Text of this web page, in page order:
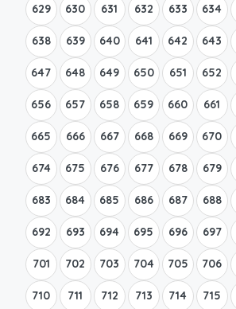
629 630 631 632 633 634
638 639 640 641 642 643
647 648 649 650 651 652
656 657 658 659 660 661
665 666 667 668 669 670
674 675 676 677 678 679
683 684 685 686 687 688
692 693 694 695 696 697
701 702 703 704 705 706
710 711 712 713 714 715